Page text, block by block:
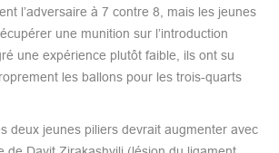
l’adversaire à 7 contre 8, mais les jeunes
une munition sur l’introduction
une expérience plutôt faible, ils ont su
les ballons pour les trois-quarts
deux jeunes piliers devrait augmenter avec